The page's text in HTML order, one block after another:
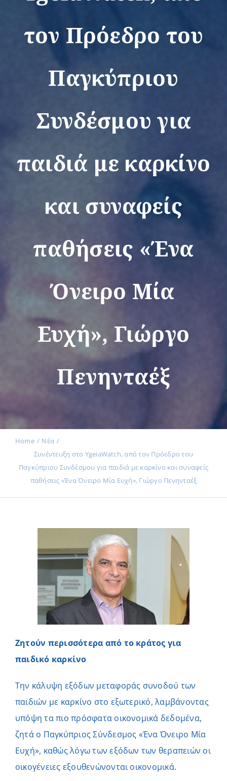
Εκδηλώσεις
Προϊόντα
Επικοινωνία
Εισφορές
τον Πρόεδρο του
Παγκύπριου
Συνδέσμου για
παιδιά με καρκίνο
και συναφείς
παθήσεις «Ένα
Όνειρο Μία
Ευχή», Γιώργο
Πενηνταέξ
Home
Νέα
Συνέντευξη στο YgeiaWatch, από τον Πρόεδρο του
Παγκύπριου Συνδέσμου για παιδιά με καρκίνο και συναφείς
παθήσεις «Ένα Όνειρο Μία Ευχή», Γιώργο Πενηνταέξ
Ζητούν περισσότερα από το κράτος για
παιδικό καρκίνο
Την κάλυψη εξόδων μεταφοράς συνοδού των
παιδιών με καρκίνο στο εξωτερικό, λαμβάνοντας
υπόψη τα πιο πρόσφατα οικονομικά δεδομένα,
ζητά ο Παγκύπριος Σύνδεσμος «Ένα Όνειρο Μία
Ευχή», καθώς λόγω των εξόδων των θεραπειών οι
οικογένειες εξουθενώνονται οικονομικά.